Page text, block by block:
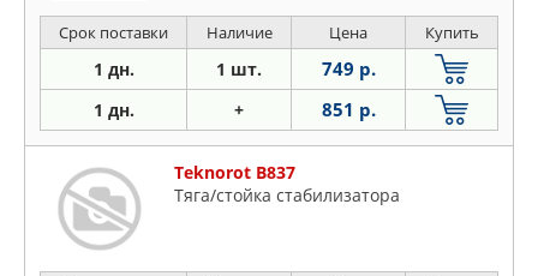
Срок поставки Наличие Цена Купить
1 дн. 1 шт. 749 р.
1 дн. + 851 р.
Teknorot B837
Тяга/стойка стабилизатора